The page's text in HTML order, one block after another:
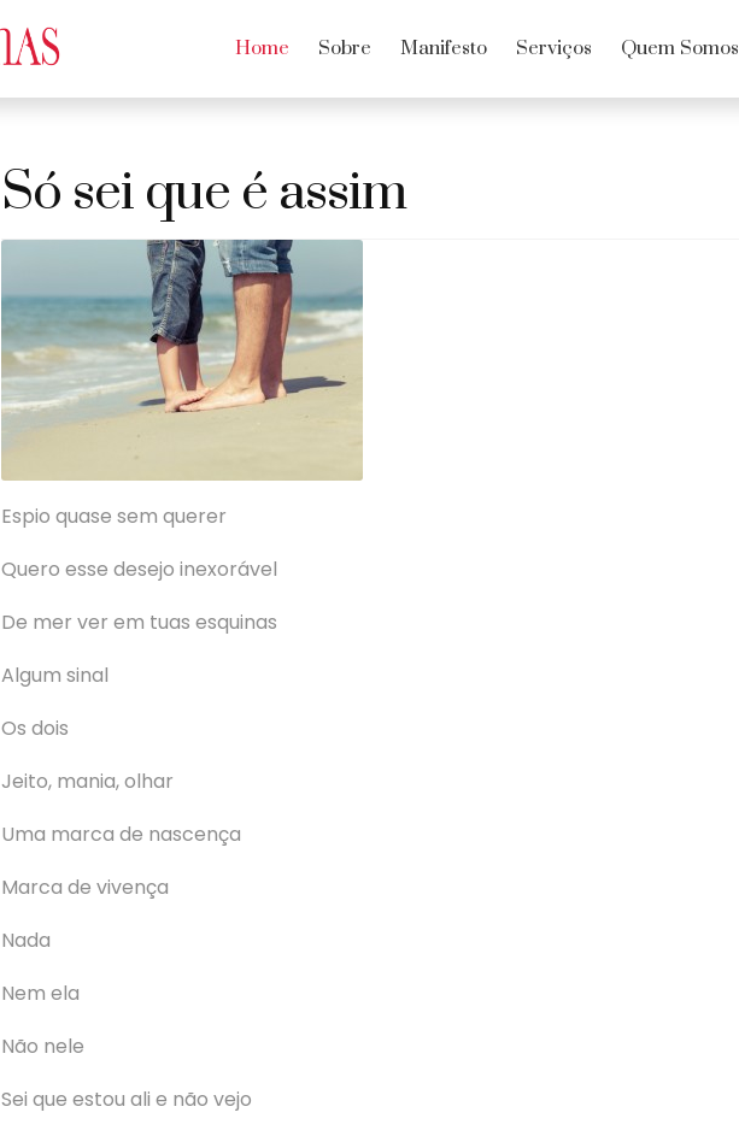
Home Sobre Manifesto Serviços Quem Somos
Só sei que é assim
Espio quase sem querer
Quero esse desejo inexorável
De mer ver em tuas esquinas
Algum sinal
Os dois
Jeito, mania, olhar
Uma marca de nascença
Marca de vivença
Nada
Nem ela
Não nele
Sei que estou ali e não vejo